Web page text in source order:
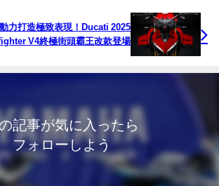
力打造極致表現！Ducati 2025
V4終極街頭霸王改款登場
記事が気に入ったら
フォローしよう